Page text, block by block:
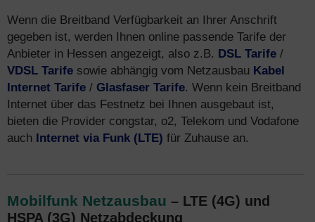
Wenn die Breitband Verfügbarkeit an Ihrer Anschrift
gegeben ist, werden Ihnen online passende Tarife der
Anbieter in Hessen angezeigt, also z.B. DSL Tarife /
VDSL Tarife sowie abhängig vom Netzausbau Kabel
Internet Tarife / Glasfaser Tarife. Wenn kein Breitband
Internet über das Festnetz bei Ihnen ausgebaut ist,
bieten die Provider congstar, o2, Telekom und Vodafone
auch Internet via Funk (LTE) für Zuhause an.
Mobilfunk Netzausbau – LTE (4G) und
HSPA (3G) Netzabdeckung